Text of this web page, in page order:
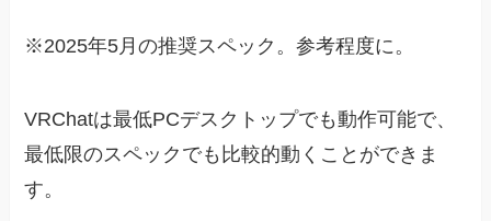
※2025年5月の推奨スペック。参考程度に。
VRChatは最低PCデスクトップでも動作可能で、
最低限のスペックでも比較的動くことができま
す。